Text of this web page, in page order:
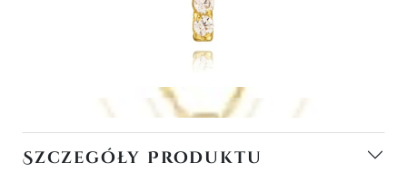
Szczegóły Produktu